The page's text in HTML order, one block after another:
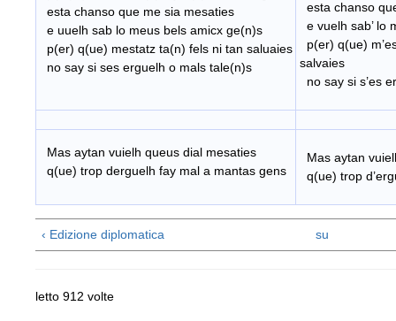
esta chanso que me sia mesaties
e uuelh sab lo meus bels amicx ge(n)s
p(er) q(ue) mestatz ta(n) fels ni tan saluaies
no say si ses erguelh o mals tale(n)s
esta chanso
e vuelh sab’ lo
p(er) q(ue)
salvaies
no say si s’es
Mas aytan vuielh queus dial mesaties
q(ue) trop derguelh fay mal a mantas gens
Mas aytan
q(ue) trop
‹ Edizione diplomatica su
letto 912 volte